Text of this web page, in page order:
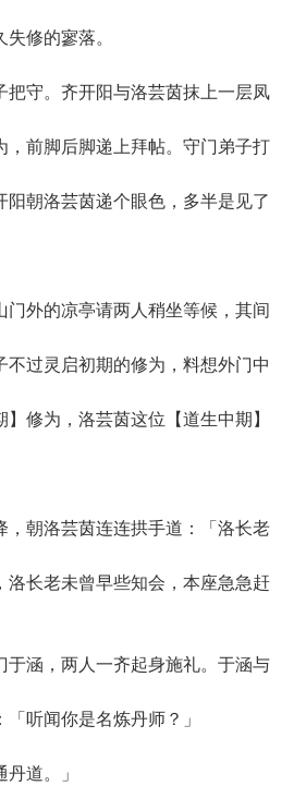
修的寥落。
守。齐开阳与洛芸茵抹上一层凤
，前脚后脚递上拜帖。守门弟子打
阳朝洛芸茵递个眼色，多半是见了
外的凉亭请两人稍坐等候，其间
不过灵启初期的修为，料想外门中
修为，洛芸茵这位【道生中期】
朝洛芸茵连连拱手道：「洛长老
洛长老未曾早些知会，本座急急赶
涵，两人一齐起身施礼。于涵与
听闻你是名炼丹师？」
道。」